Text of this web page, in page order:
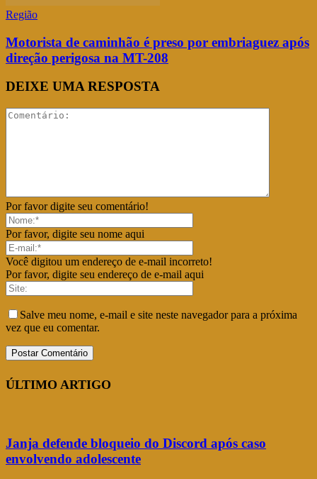
Região
Motorista de caminhão é preso por embriaguez após
direção perigosa na MT-208
DEIXE UMA RESPOSTA
Por favor digite seu comentário!
Por favor, digite seu nome aqui
Você digitou um endereço de e-mail incorreto!
Por favor, digite seu endereço de e-mail aqui
Salve meu nome, e-mail e site neste navegador para a próxima
vez que eu comentar.
ÚLTIMO ARTIGO
Janja defende bloqueio do Discord após caso
envolvendo adolescente